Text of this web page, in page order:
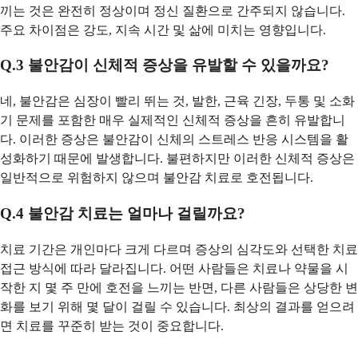
끼는 것은 완전히 정상이며 정신 질환으로 간주되지 않습니다.
주요 차이점은 강도, 지속 시간 및 삶에 미치는 영향입니다.
Q.3 불안감이 신체적 증상을 유발할 수 있을까요?
네, 불안감은 심장이 빨리 뛰는 것, 발한, 근육 긴장, 두통 및 소화
기 문제를 포함한 매우 실제적인 신체적 증상을 흔히 유발합니
다. 이러한 증상은 불안감이 신체의 스트레스 반응 시스템을 활
성화하기 때문에 발생합니다. 불편하지만 이러한 신체적 증상은
일반적으로 위험하지 않으며 불안감 치료로 호전됩니다.
Q.4 불안감 치료는 얼마나 걸릴까요?
치료 기간은 개인마다 크게 다르며 증상의 심각도와 선택한 치료
접근 방식에 따라 달라집니다. 어떤 사람들은 치료나 약물을 시
작한 지 몇 주 만에 호전을 느끼는 반면, 다른 사람들은 상당한 변
화를 보기 위해 몇 달이 걸릴 수 있습니다. 최상의 결과를 얻으려
면 치료를 꾸준히 받는 것이 중요합니다.